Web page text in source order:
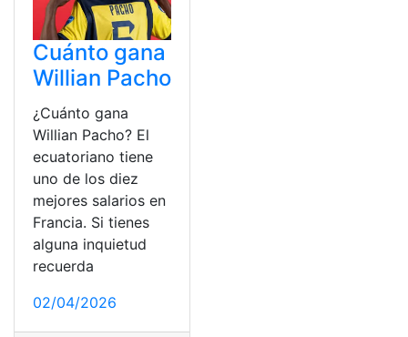
Cuánto gana
Willian Pacho
¿Cuánto gana
Willian Pacho? El
ecuatoriano tiene
uno de los diez
mejores salarios en
Francia. Si tienes
alguna inquietud
recuerda
02/04/2026